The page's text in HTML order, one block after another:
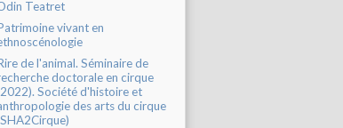
Teatret
vivant en
de l'animal. Séminaire de
doctorale en cirque
Société d'histoire et
des arts du cirque